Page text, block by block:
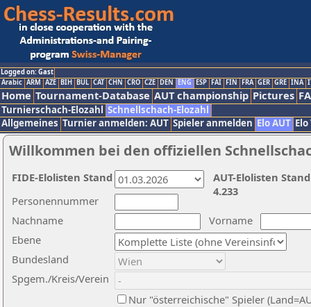
Logged on: Gast
Arabic ARM AZE BIH BUL CAT CHN CRO CZE DEN ENG ESP FAI FIN FRA GER GRE INA
Home Tournament-Database AUT championship Pictures
Turnierschach-Elozahl Schnellschach-Elozahl
Allgemeines Turnier anmelden: AUT Spieler anmelden Elo AUT
Willkommen bei den offiziellen
Nachname
Vorname
Ebene
Personennummer
Bundesland
Spgem./Kreis/Verein
Nur "österreichische" Spieler
AUT-Elolisten
4.233
FIDE-Elolisten Stand